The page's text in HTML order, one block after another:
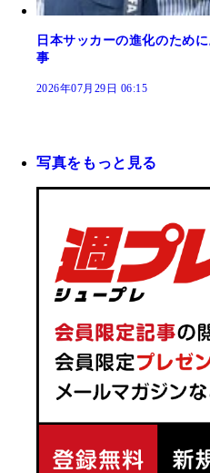
日本サッカーの進化のため
事
2026年07月29日 06:15
写真をもっと見る